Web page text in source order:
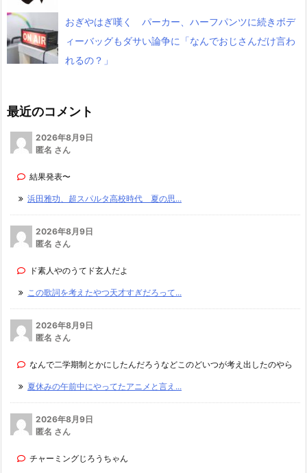
おぎやはぎ嘆く パーカー、ハーフパンツに続きボデ
ィーバッグもダサい論争に「なんでおじさんだけ言わ
れるの？」
最近のコメント
2026年8月9日
匿名 さん
結果発表〜
浜田雅功、超スパルタ高校時代 夏の思...
2026年8月9日
匿名 さん
ド素人やのうてド玄人だよ
この歌詞を考えたやつ天才すぎだろって...
2026年8月9日
匿名 さん
なんで二学期制とかにしたんだろうなどこのどいつが考え出したのやら
夏休みの午前中にやってたアニメと言え...
2026年8月9日
匿名 さん
チャーミングじろうちゃん